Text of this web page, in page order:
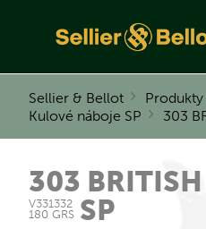
Sellier & Bellot Produkty
Kulové náboje SP
303
303 BRITISH
SP
V331332
180 GRS